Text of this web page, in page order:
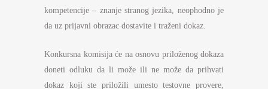
kompetencije – znanje stranog jezika, neophodno je
da uz prijavni obrazac dostavite i traženi dokaz.
Konkursna komisija će na osnovu priloženog dokaza
doneti odluku da li može ili ne može da prihvati
dokaz koji ste priložili umesto testovne provere,